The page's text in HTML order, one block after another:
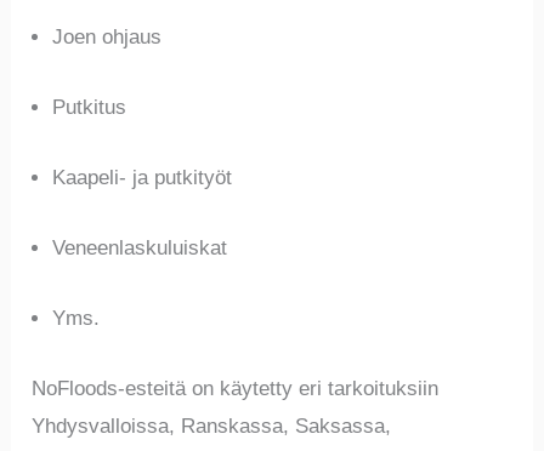
Joen ohjaus
Putkitus
Kaapeli- ja putkityöt
Veneenlaskuluiskat
Yms.
NoFloods-esteitä on käytetty eri tarkoituksiin
Yhdysvalloissa, Ranskassa, Saksassa,